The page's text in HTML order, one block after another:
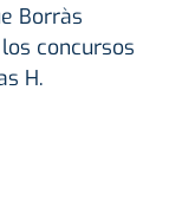
Borràs
concursos
H.